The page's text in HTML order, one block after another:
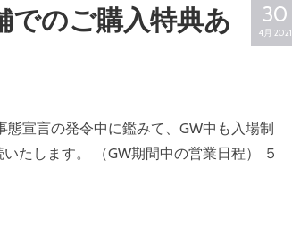
30
4月 2021
でのご購入特典あ
宣言の発令中に鑑みて、GW中も入場制
たします。 （GW期間中の営業日程） ５